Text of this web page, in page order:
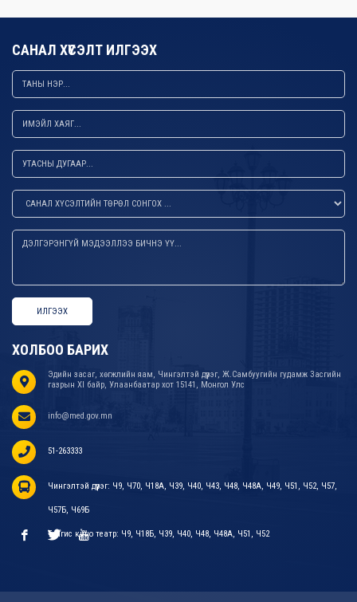
САНАЛ ХҮСЭЛТ ИЛГЭЭХ
ИЛГЭЭХ
ХОЛБОО БАРИХ
Эдийн засаг, хөгжлийн яам, Чингэлтэй дүүрэг, Ж.Самбуугийн гудамж Засгийн
газрын XI байр, Улаанбаатар хот 15141, Монгол Улс
info@med.gov.mn
51-263333
Чингэлтэй дүүрэг: Ч9, Ч70, Ч18А, Ч39, Ч40, Ч43, Ч48, Ч48А, Ч49, Ч51, Ч52, Ч57,
Ч57Б, Ч69Б
Тэнгис кино театр: Ч9, Ч18Б, Ч39, Ч40, Ч48, Ч48А, Ч51, Ч52